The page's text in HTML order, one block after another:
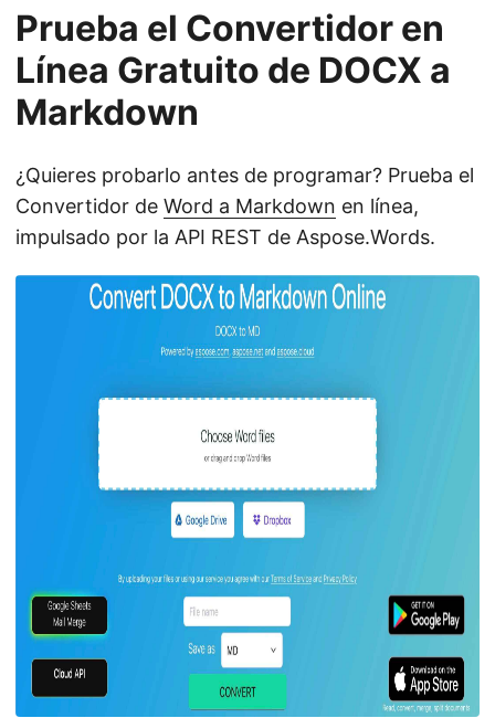
Prueba el Convertidor en
Línea Gratuito de DOCX a
Markdown
¿Quieres probarlo antes de programar? Prueba el
Convertidor de Word a Markdown en línea,
impulsado por la API REST de Aspose.Words.